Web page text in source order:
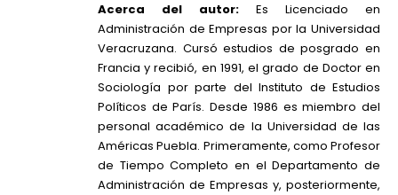
Acerca del autor: Es Licenciado en
Administración de Empresas por la Universidad
Veracruzana. Cursó estudios de posgrado en
Francia y recibió, en 1991, el grado de Doctor en
Sociología por parte del Instituto de Estudios
Políticos de París. Desde 1986 es miembro del
personal académico de la Universidad de las
Américas Puebla. Primeramente, como Profesor
de Tiempo Completo en el Departamento de
Administración de Empresas y, posteriormente,